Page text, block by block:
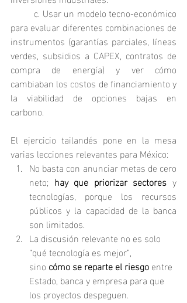
para evaluar diferentes combinaciones de
instrumentos (garantías parciales, líneas
verdes, subsidios a CAPEX, contratos de
compra de energía) y ver cómo
cambiaban los costos de financiamiento y
la viabilidad de opciones bajas en
carbono.
El ejercicio tailandés pone en la mesa
varias lecciones relevantes para México:
No basta con anunciar metas de cero
neto; hay que priorizar sectores y
tecnologías, porque los recursos
públicos y la capacidad de la banca
son limitados.
La discusión relevante no es solo
“qué tecnología es mejor”,
sino cómo se reparte el riesgo entre
Estado, banca y empresa para que
los proyectos despeguen.